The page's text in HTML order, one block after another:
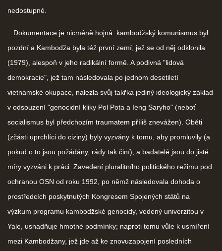
nedostupné.
Dokumentace je nicméně hojná: kambodžský komunismus byl
pozdní a Kambodža byla též první zemí, jež se od něj odklonila
(1979), alespoň v jeho radikální formě. A podivná "lidová
demokracie", jež tam následovala po jednom desetiletí
vietnamské okupace, nalezla svůj takřka jediný ideologický základ
v odsouzení "genocidní kliky Pol Pota a Ieng Saryho" (neboť
socialismus byl předchozím traumatem příliš znevážen). Oběti
(zčásti uprchlíci do ciziny) byly vyzvány k tomu, aby promluvily (a
pokud o to jsou požádány, rády tak činí), a badatelé jsou do jisté
míry vyzváni k práci. Zavedení pluralitního politického režimu pod
ochranou OSN od roku 1992, po němž následovala dohoda o
prostředcích poskytnutých Kongresem Spojených států na
výzkum programu kambodžské genocidy, vedený univerzitou v
Yale, usnadňuje hmotné podmínky; naproti tomu vůle k usmíření
mezi Kambodžany, jež jde až ke znovuzapojení posledních